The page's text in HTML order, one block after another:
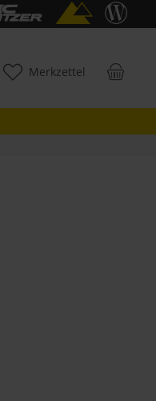
Merkzettel